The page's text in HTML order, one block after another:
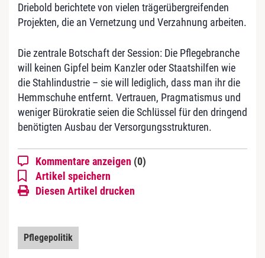
Driebold berichtete von vielen trägerübergreifenden
Projekten, die an Vernetzung und Verzahnung arbeiten.
Die zentrale Botschaft der Session: Die Pflegebranche
will keinen Gipfel beim Kanzler oder Staatshilfen wie
die Stahlindustrie – sie will lediglich, dass man ihr die
Hemmschuhe entfernt. Vertrauen, Pragmatismus und
weniger Bürokratie seien die Schlüssel für den dringend
benötigten Ausbau der Versorgungsstrukturen.
Kommentare anzeigen (0)
Artikel speichern
Diesen Artikel drucken
Pflegepolitik